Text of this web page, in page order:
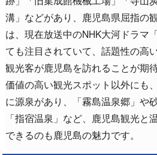
溝」などがあり、鹿児島県屈指の
は、現在放送中のNHK大河ドラマ
ても注目されていて、話題性の高
観光客が鹿児島を訪れることが期
価値の高い観光スポット以外にも
に源泉があり、「霧島温泉郷」や
「指宿温泉」など、鹿児島観光と
できるのも鹿児島の魅力です。